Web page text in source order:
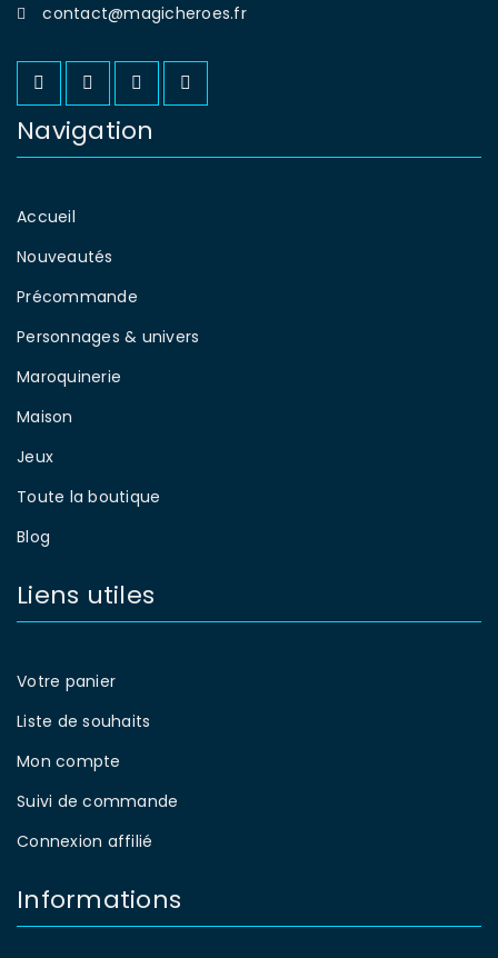
contact@magicheroes.fr
Navigation
Accueil
Nouveautés
Précommande
Personnages & univers
Maroquinerie
Maison
Jeux
Toute la boutique
Blog
Liens utiles
Votre panier
Liste de souhaits
Mon compte
Suivi de commande
Connexion affilié
Informations